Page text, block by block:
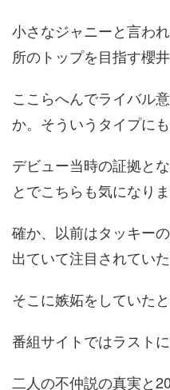
小さなジャニーと言わ
所のトップを目指す櫻井
ここらへんでライバル
か。そういうタイプに
デビュー当時の証拠と
とでこちらも気になりま
確か、以前はタッキー
出ていて注目されてい
そこに嫉妬をしていた
番組サイトではラスト
二人の不仲説の真実と